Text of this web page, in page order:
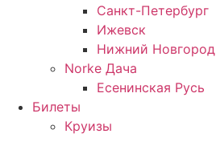
Санкт-Петербург
Ижевск
Нижний Новгород
Norke Дача
Есенинская Русь
Билеты
Круизы